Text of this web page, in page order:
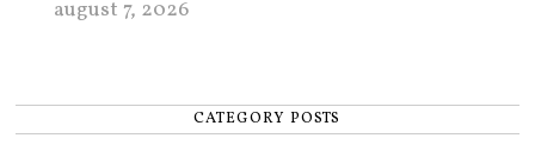
august 7, 2026
CATEGORY POSTS